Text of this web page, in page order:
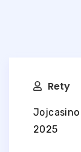
Rety
Jojcasino
2025